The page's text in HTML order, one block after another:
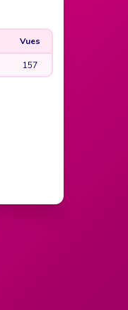
Vues
157